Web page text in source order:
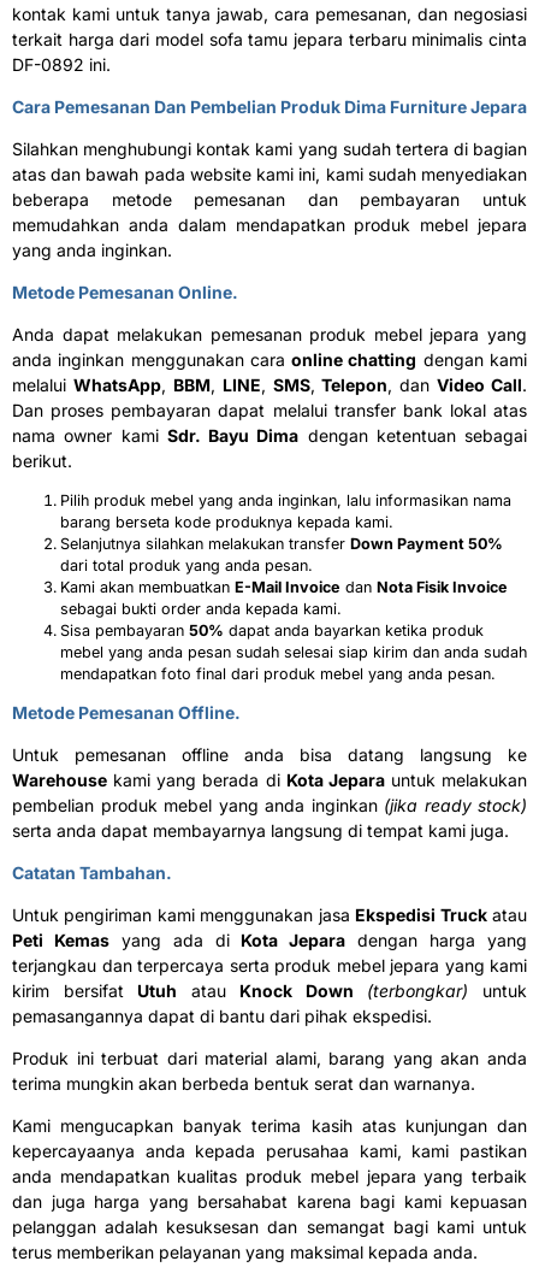
kontak kami untuk tanya jawab, cara pemesanan, dan negosiasi
terkait harga dari model sofa tamu jepara terbaru minimalis cinta
DF-0892 ini.
Cara Pemesanan Dan Pembelian Produk Dima Furniture Jepara
Silahkan menghubungi kontak kami yang sudah tertera di bagian
atas dan bawah pada website kami ini, kami sudah menyediakan
beberapa metode pemesanan dan pembayaran untuk
memudahkan anda dalam mendapatkan produk mebel jepara
yang anda inginkan.
Metode Pemesanan Online.
Anda dapat melakukan pemesanan produk mebel jepara yang
anda inginkan menggunakan caraonline chatting dengan kami
melalui WhatsApp, BBM, LINE, SMS,Telepon, danVideo Call.
Dan proses pembayaran dapat melalui transfer bank lokal atas
nama owner kami Sdr. Bayu Dima dengan ketentuan sebagai
berikut.
Pilih produk mebel yang anda inginkan, lalu informasikan nama
barang berseta kode produknya kepada kami.
Selanjutnya silahkan melakukan transfer Down Payment 50%
dari total produk yang anda pesan.
Kami akan membuatkan E-Mail Invoice dan Nota Fisik Invoice
sebagai bukti order anda kepada kami.
Sisa pembayaran 50% dapat anda bayarkan ketika produk
mebel yang anda pesan sudah selesai siap kirim dan anda sudah
mendapatkan foto final dari produk mebel yang anda pesan.
Metode Pemesanan Offline.
Untuk pemesanan offline anda bisa datang langsung ke
Warehouse kami yang berada di Kota Jeparauntuk melakukan
pembelian produk mebel yang anda inginkan (jika ready stock)
serta anda dapat membayarnya langsung di tempat kami juga.
Catatan Tambahan.
Untuk pengiriman kami menggunakan jasa Ekspedisi Truckatau
Peti Kemasyang ada di Kota Jepara dengan harga yang
terjangkau dan terpercaya serta produk mebel jepara yang kami
kirim bersifat Utuh atau Knock Down (terbongkar) untuk
pemasangannya dapat di bantu dari pihak ekspedisi.
Produk ini terbuat dari material alami, barang yang akan anda
terima mungkin akan berbeda bentuk serat dan warnanya.
Kami mengucapkan banyak terima kasih atas kunjungan dan
kepercayaanya anda kepada perusahaa kami, kami pastikan
anda mendapatkan kualitas produk mebel jepara yang terbaik
dan juga harga yang bersahabat karena bagi kami kepuasan
pelanggan adalah kesuksesan dan semangat bagi kami untuk
terus memberikan pelayanan yang maksimal kepada anda.